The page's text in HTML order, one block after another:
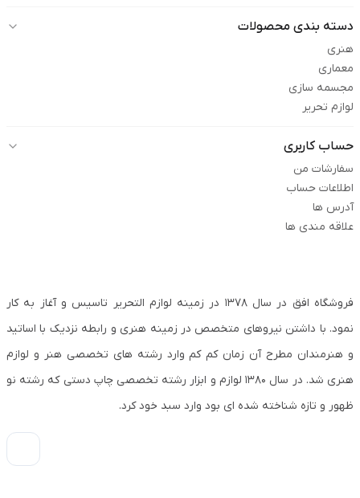
دسته بندی محصولات
هنری
معماری
مجسمه سازی
لوازم تحریر
حساب کاربری
سفارشات من
اطلاعات حساب
آدرس ها
علاقه مندی ها
فروشگاه افق در سال ۱۳۷۸ در زمینه لوازم التحریر تاسیس و آغاز به کار
نمود. با داشتن نیروهای متخصص در زمینه هنری و رابطه نزدیک با اساتید
و هنرمندان مطرح آن زمان کم کم وارد رشته های تخصصی هنر و لوازم
هنری شد. در سال ۱۳۸۰ لوازم و ابزار رشته تخصصی چاپ دستی که رشته نو
ظهور و تازه شناخته شده ای بود وارد سبد خود کرد.